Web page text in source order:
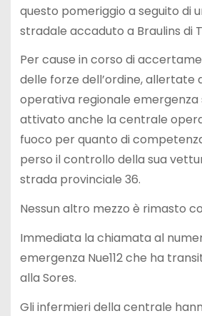
questo pomeriggio a seguito di
stradale accaduto a Braulins di
Per cause in corso di
delle forze dell’ordine, allertate
operativa regionale emergenza
attivato anche la centrale
fuoco per quanto di
perso il controllo della sua
strada provinciale 36.
Nessun altro mezzo è rimasto
Immediata la chiamata al
emergenza Nue112 che ha
alla Sores.
Gli infermieri della centrale